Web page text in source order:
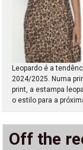
Leopardo é a
2024/2025. Numa
print, a estampa
o estilo para a
Off the